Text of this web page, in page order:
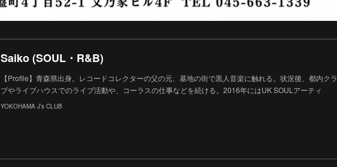
Saiko (SOUL・R&B)
【Profile】青森県出身。レコードコレクターの父の元、基地の街で黒人音楽に触れる。状況後、都内クラ
ブやライブハウスでのライブ活動や、コーラスの仕事などを続ける。2016年にはUK SOULアーティ
YOKOHAMA J’s CLUB